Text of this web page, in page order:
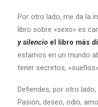
Por otro lado, me da la
libro sobre «sexo» es
y silencio el libro más
estamos en un mundo
tener secretos,
Defiendes, por otro
Pasión, deseo, odio,